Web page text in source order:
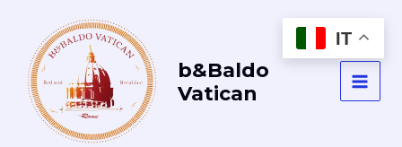
contenuto
b&Baldo
Vatican
IT